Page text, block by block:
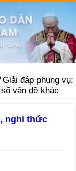
Giải đáp phụng vụ:
vấn đề khác
nghi thức